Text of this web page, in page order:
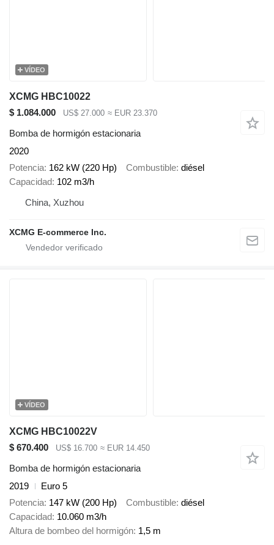
VÍDEO
XCMG HBC10022
$ 1.084.000
US$ 27.000 ≈ EUR 23.370
Bomba de hormigón estacionaria
2020
Potencia 162 kW (220 Hp) Combustible diésel
Capacidad 102 m3/h
China, Xuzhou
XCMG E-commerce Inc.
VÍDEO
XCMG HBC10022V
$ 670.400
US$ 16.700 ≈ EUR 14.450
Bomba de hormigón estacionaria
2019
Euro 5
Potencia 147 kW (200 Hp) Combustible diésel
Capacidad 10.060 m3/h
Altura de bombeo del hormigón 1,5 m